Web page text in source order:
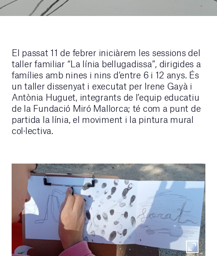
El passat 11 de febrer iniciàrem les sessions del
taller familiar “La línia bellugadissa”, dirigides a
famílies amb nines i nins d’entre 6 i 12 anys. És
un taller dissenyat i executat per Irene Gayà i
Antònia Huguet, integrants de l’equip educatiu
de la Fundació Miró Mallorca; té com a punt de
partida la línia, el moviment i la pintura mural
col·lectiva.